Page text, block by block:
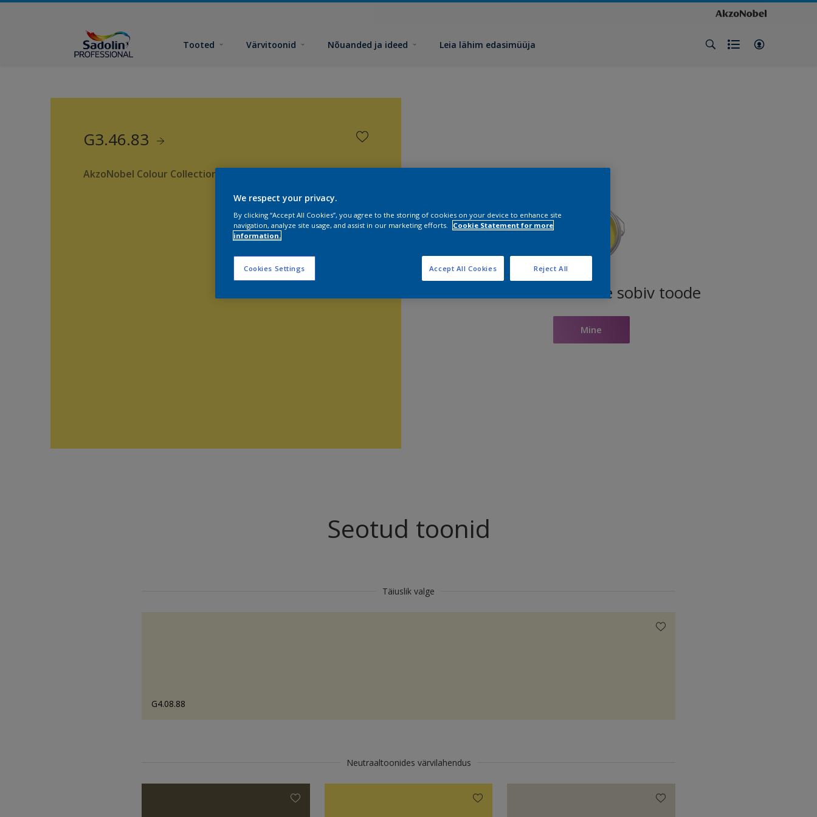
Tooted Värvitoonid Nõuanded ja ideed Leia lähim edasimüüja
G3.46.83
AkzoNobel Colour Collection
Leia sellele toonile sobiv toode
Mine
Seotud toonid
Täiuslik valge
G4.08.88
Neutraaltoonides värvilahendus
We respect your privacy.
By clicking “Accept All Cookies”, you agree to the storing of cookies on your device to enhance site
navigation, analyze site usage, and assist in our marketing efforts.
Cookie Statement for more
information.
Cookies Settings Reject All
Accept All Cookies